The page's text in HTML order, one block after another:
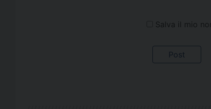
Salva il mio